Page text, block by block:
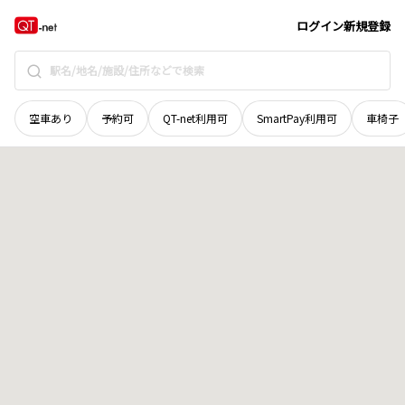
ログイン新規登録
空車あり 予約可 QT-net利用可 SmartPay利用可 車椅子
山口県